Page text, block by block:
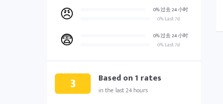
😠
0% 过去 24 小时
0% Last 7d
😨
0% 过去 24 小时
0% Last 7d
3 Based on1 rates
in the last 24 hours